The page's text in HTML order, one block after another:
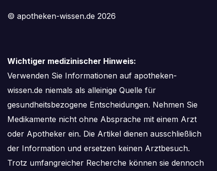
© apotheken-wissen.de 2026
Wichtiger medizinischer Hinweis:
Verwenden Sie Informationen auf apotheken-
wissen.de niemals als alleinige Quelle für
gesundheitsbezogene Entscheidungen. Nehmen Sie
Medikamente nicht ohne Absprache mit einem Arzt
oder Apotheker ein. Die Artikel dienen ausschließlich
der Information und ersetzen keinen Arztbesuch.
Trotz umfangreicher Recherche können sie dennoch